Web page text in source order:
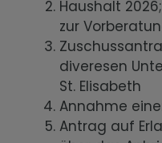
Haushalt
zur
diveresen
St. Elisabeth
Annahme
Antrag auf